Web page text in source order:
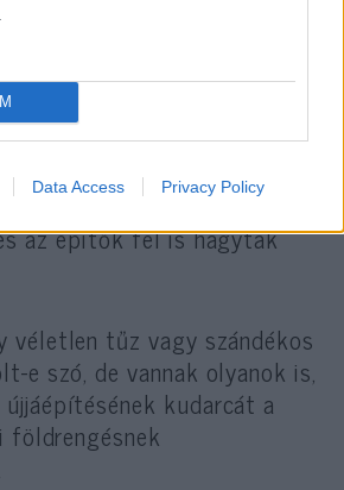
Data Access Privacy Policy
látott neki a munkának,
is támogatta”.
hogy a több ízben kitörő
ellehetetlenítette a
az építők fel is hagytak
véletlen tűz vagy szándékos
e szó, de vannak olyanok is,
kudarcát a